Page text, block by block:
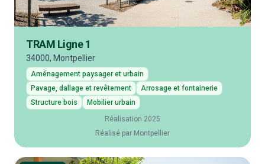
TRAM Ligne 1
34000, Montpellier
Aménagement paysager et urbain
Pavage, dallage et revêtement
Arrosage et fontainerie
Structure bois
Mobilier urbain
Réalisation 2025
Réalisé par Montpellier